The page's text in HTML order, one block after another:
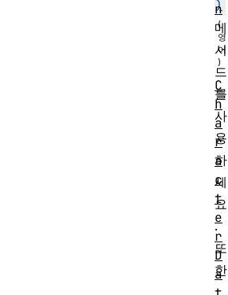
)
메
서
드
를
사
용
하
세
요
.
또
한
,
n
C
h
a
r
a
c
t
e
r
D
a